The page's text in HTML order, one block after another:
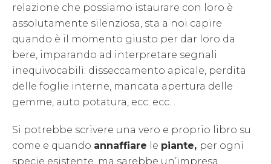
relazione che possiamo istaurare con loro è
assolutamente silenziosa, sta a noi capire
quando è il momento giusto per dar loro da
bere, imparando ad interpretare segnali
inequivocabili: disseccamento apicale, perdita
delle foglie interne, mancata apertura delle
gemme, auto potatura, ecc. ecc. .
Si potrebbe scrivere una vero e proprio libro su
come e quando annaffiare le piante, per ogni
specie esistente, ma sarebbe un’impresa